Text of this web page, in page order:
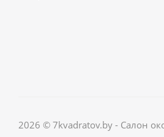
2026 © 7kvadratov.by - Салон